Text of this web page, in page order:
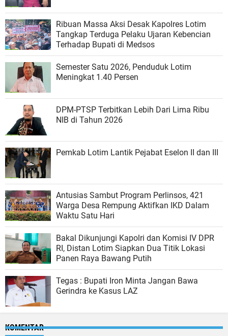
Ribuan Massa Aksi Desak Kapolres Lotim
Tangkap Terduga Pelaku Ujaran Kebencian
Terhadap Bupati di Medsos
Semester Satu 2026, Penduduk Lotim
Meningkat 1.40 Persen
DPM-PTSP Terbitkan Lebih Dari Lima Ribu
NIB di Tahun 2026
Pemkab Lotim Lantik Pejabat Eselon II dan III
Antusias Sambut Program Perlinsos, 421
Warga Desa Rempung Aktifkan IKD Dalam
Waktu Satu Hari
Bakal Dikunjungi Kapolri dan Komisi IV DPR
RI, Distan Lotim Siapkan Dua Titik Lokasi
Panen Raya Bawang Putih
Tegas : Bupati Iron Minta Jangan Bawa
Gerindra ke Kasus LAZ
KOMENTAR